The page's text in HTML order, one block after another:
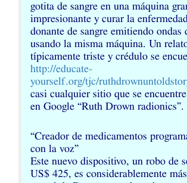
gotita de sangre en una máquina
impresionante y curar la
donante de sangre emitiendo ondas
usando la misma máquina. Un
típicamente triste y crédulo se
http://educate-
yourself.org/tjc/
casi cualquier sitio que se
en Google “Ruth Drown radionics”.
“Creador de medicamentos
con la voz”
Este nuevo dispositivo, un robo de
US$ 425, es considerablemente